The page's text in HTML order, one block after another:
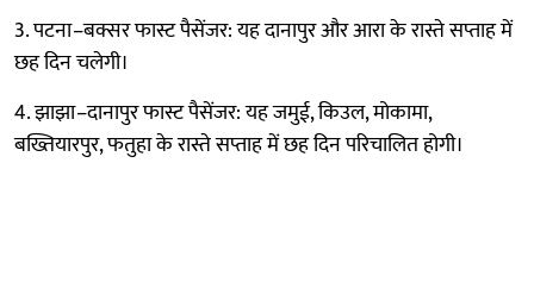
3. पटना–बक्सर फास्ट पैसेंजर: यह दानापुर और आरा के रास्ते सप्ताह में
छह दिन चलेगी।
4. झाझा–दानापुर फास्ट पैसेंजर: यह जमुई, किउल, मोकामा,
बख्तियारपुर, फतुहा के रास्ते सप्ताह में छह दिन परिचालित होगी।